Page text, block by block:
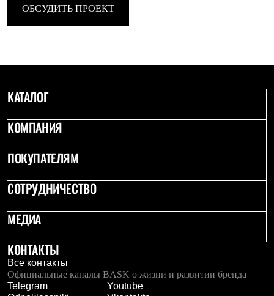
ОБСУДИТЬ ПРОЕКТ
КАТАЛОГ
КОМПАНИЯ
ПОКУПАТЕЛЯМ
СОТРУДНИЧЕСТВО
МЕДИА
КОНТАКТЫ
Все контакты
Официальные каналы BASK о жизни и развитии бренда
Telegram
Youtube